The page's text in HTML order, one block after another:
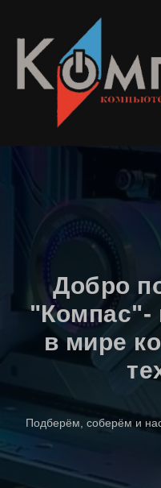
Добро
"Компас"-
в мире
Подберём, соберём и